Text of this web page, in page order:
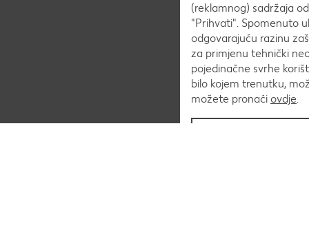
(reklamnog) sadržaja
"Prihvati". Spomenuto
odgovarajuću razinu
za primjenu tehnički
pojedinačne svrhe
bilo kojem trenutku,
možete pronaći ovdje.